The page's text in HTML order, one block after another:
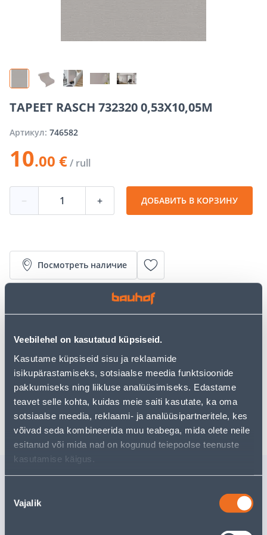
Veebilehel on kasutatud küpsiseid.
Kasutame küpsiseid sisu ja reklaamide
isikupärastamiseks, sotsiaalse meedia funktsioonide
pakkumiseks ning liikluse analüüsimiseks. Edastame
teavet selle kohta, kuidas meie saiti kasutate, ka oma
sotsiaalse meedia, reklaami- ja analüüsipartneritele, kes
võivad seda kombineerida muu teabega, mida olete neile
esitanud või mida nad on kogunud teiepoolse teenuste
kasutamise käigus.
valik
Vajalik
TAPEET RASCH 732320 0,53X10,05M
Артикул: 746582
10.00 €/ rull
− + ДОБАВИТЬ В КОРЗИНУ
Посмотреть наличие
• Paani laius on 53 cm, rullis on 10,05 m.
Предполагаемая доставка 3,69 € от 2-5 tööpäeva
Посылочный автомат от 2,29 € с 2-5 tööpäeva
Забрать в магазине, с 06.08.2026
35.99 €